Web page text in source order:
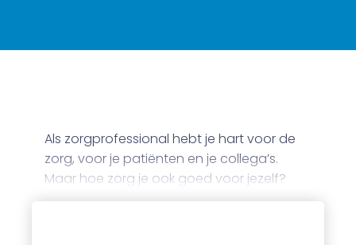
Als zorgprofessional hebt je hart voor de
zorg, voor je patiënten en je collega’s.
Maar hoe zorg je ook goed voor jezelf?